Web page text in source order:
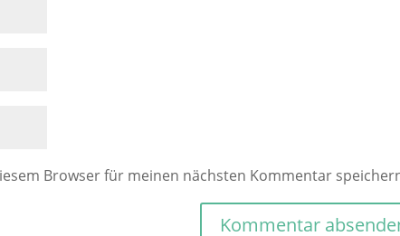
Browser für meinen nächsten Kommentar